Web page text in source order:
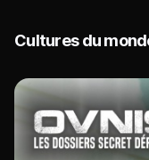
Cultures du